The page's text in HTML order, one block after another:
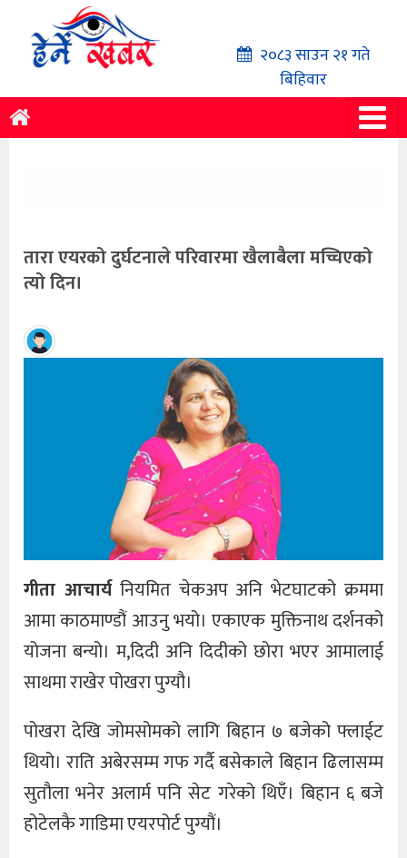
२०८३ साउन २१ गते
बिहिवार
तारा एयरको दुर्घटनाले परिवारमा खैलाबैला मच्चिएको
त्यो दिन।
हेर्ने
गीता आचार्यनियमित चेकअप अनि भेटघाटको क्रममा
आमा काठमाण्डौं आउनु भयो। एकाएक मुक्तिनाथ दर्शनको
योजना बन्यो। म,दिदी अनि दिदीको छोरा भएर आमालाई
साथमा राखेर पोखरा पुग्यौ।
पोखरा देखि जोमसोमको लागि बिहान ७ बजेको फ्लाईट
थियो। राति अबेरसम्म गफ गर्दै बसेकाले बिहान ढिलासम्म
सुतौला भनेर अलार्म पनि सेट गरेको थिएँ। बिहान ६ बजे
होटेलकै गाडिमा एयरपोर्ट पुग्यौं।